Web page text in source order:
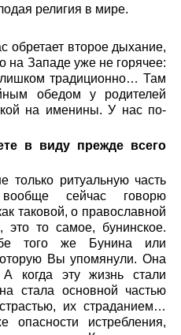
религия в мире.
обретает второе дыхание,
на Западе уже не горячее:
традиционно… Там
обедом у родителей
на именины. У нас по-
в виду прежде всего
ритуальную часть
сейчас говорю
таковой, о православной
это то самое, бунинское.
того же Бунина или
Вы упомянули. Она
когда эту жизнь стали
стала основной частью
их страданием…
истребления,